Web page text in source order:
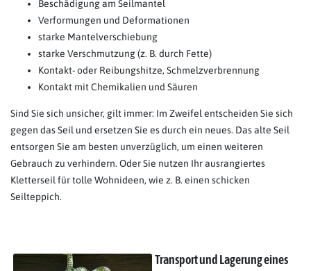
Beschädigung am Seilmantel
Verformungen und Deformationen
starke Mantelverschiebung
starke Verschmutzung (z. B. durch Fette)
Kontakt- oder Reibungshitze, Schmelzverbrennung
Kontakt mit Chemikalien und Säuren
Sind Sie sich unsicher, gilt immer: Im Zweifel entscheiden Sie sich
gegen das Seil und ersetzen Sie es durch ein neues. Das alte Seil
entsorgen Sie am besten unverzüglich, um einen weiteren
Gebrauch zu verhindern. Oder Sie nutzen Ihr ausrangiertes
Kletterseil für tolle Wohnideen, wie z. B. einen schicken
Seilteppich.
Transport und Lagerung eines